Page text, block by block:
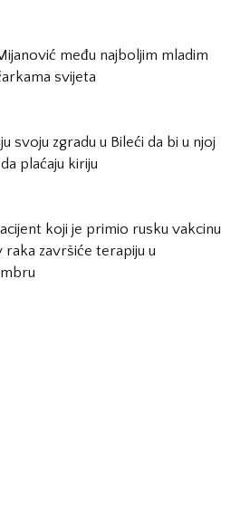
među najboljim mladim
svijeta
svoju zgradu u Bileći da bi u njoj
plaćaju kiriju
koji je primio rusku vakcinu
završiće terapiju u